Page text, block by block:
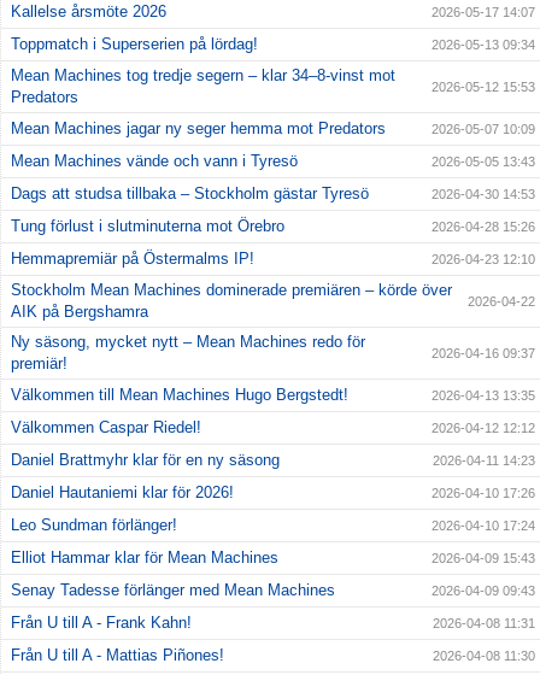
Kallelse årsmöte 2026 2026-05-17 14:07
Toppmatch i Superserien på lördag! 2026-05-13 09:34
Mean Machines tog tredje segern – klar 34–8-vinst mot
Predators
2026-05-12 15:53
Mean Machines jagar ny seger hemma mot Predators 2026-05-07 10:09
Mean Machines vände och vann i Tyresö 2026-05-05 13:43
Dags att studsa tillbaka – Stockholm gästar Tyresö 2026-04-30 14:53
Tung förlust i slutminuterna mot Örebro 2026-04-28 15:26
Hemmapremiär på Östermalms IP! 2026-04-23 12:10
Stockholm Mean Machines dominerade premiären – körde över
AIK på Bergshamra
2026-04-22
Ny säsong, mycket nytt – Mean Machines redo för
premiär!
2026-04-16 09:37
Välkommen till Mean Machines Hugo Bergstedt! 2026-04-13 13:35
Välkommen Caspar Riedel! 2026-04-12 12:12
Daniel Brattmyhr klar för en ny säsong 2026-04-11 14:23
Daniel Hautaniemi klar för 2026! 2026-04-10 17:26
Leo Sundman förlänger! 2026-04-10 17:24
Elliot Hammar klar för Mean Machines 2026-04-09 15:43
Senay Tadesse förlänger med Mean Machines 2026-04-09 09:43
Från U till A - Frank Kahn! 2026-04-08 11:31
Från U till A - Mattias Piñones! 2026-04-08 11:30